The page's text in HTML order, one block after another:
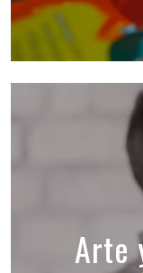
Arte